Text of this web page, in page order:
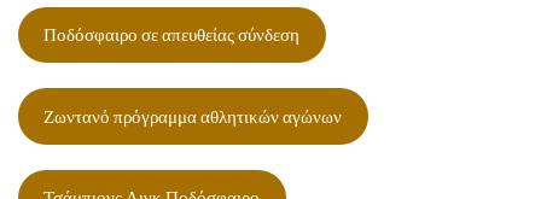
Ποδόσφαιρο σε απευθείας σύνδεση
Ζωντανό πρόγραμμα αθλητικών αγώνων